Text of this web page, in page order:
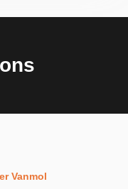
Vanmol